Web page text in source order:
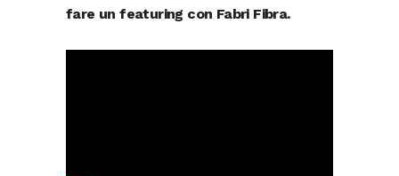
fare un featuring con Fabri Fibra.